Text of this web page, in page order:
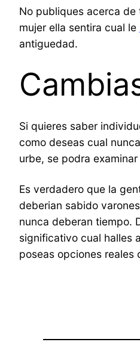
No publiques acerca
mujer ella sentira cual le
antiguedad.
Si quieres saber
como deseas cual
urbe, se podra
Es verdadero que la
deberian sabido
nunca deberan tiempo.
significativo cual halles
poseas opciones reales